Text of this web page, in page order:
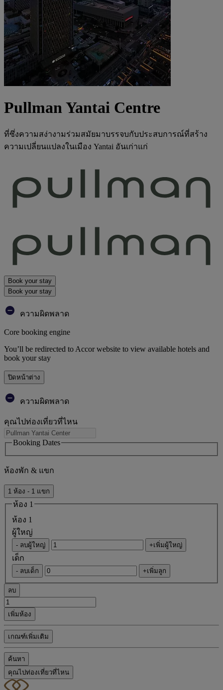
Pullman Yantai Centre
ที่ซึ่งความสง่างามร่วมสมัยมาบรรจบกับประสบการณ์ที่สร้าง
ความเปลี่ยนแปลงในเมือง Yantai อันเก่าแก่
Book your stay
Book your stay
ความผิดพลาด
Core booking engine
You’ll be redirected to Accor website to view available hotels and
book your stay
ปิดหน้าต่าง
ความผิดพลาด
คุณไปท่องเที่ยวที่ไหน
Booking Dates
ห้องพัก & แขก
1 ห้อง - 1 แขก
ห้อง 1
ห้อง 1
ผู้ใหญ่
- ลบผู้ใหญ่ +เพิ่มผู้ใหญ่
เด็ก
- ลบเด็ก +เพิ่มลูก
ลบ
เพิ่มห้อง
เกณฑ์เพิ่มเติม
ค้นหา
คุณไปท่องเที่ยวที่ไหน